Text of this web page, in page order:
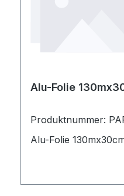
Produktnummer: